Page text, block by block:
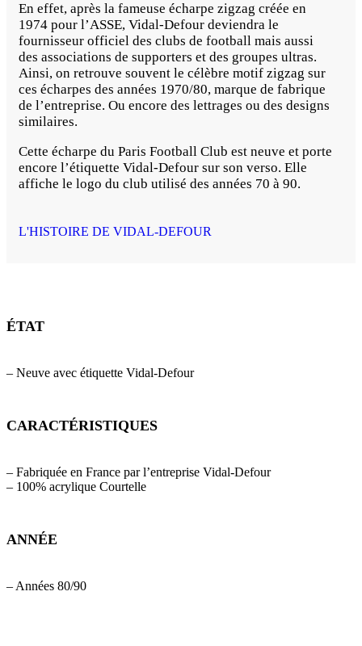
En effet, après la fameuse écharpe zigzag créée en
1974 pour l’ASSE, Vidal-Defour deviendra le
fournisseur officiel des clubs de football mais aussi
des associations de supporters et des groupes ultras.
Ainsi, on retrouve souvent le célèbre motif zigzag sur
ces écharpes des années 1970/80, marque de fabrique
de l’entreprise. Ou encore des lettrages ou des designs
similaires.
Cette écharpe du Paris Football Club est neuve et porte
encore l’étiquette Vidal-Defour sur son verso. Elle
affiche le logo du club utilisé des années 70 à 90.
L'HISTOIRE DE VIDAL-DEFOUR
ÉTAT
– Neuve avec étiquette Vidal-Defour
CARACTÉRISTIQUES
– Fabriquée en France par l’entreprise Vidal-Defour
– 100% acrylique Courtelle
ANNÉE
– Années 80/90